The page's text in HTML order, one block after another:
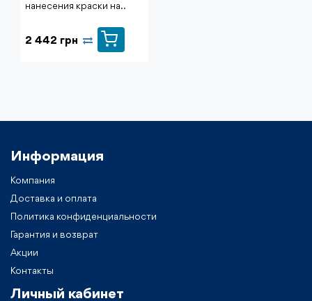
нанесения краски на..
2 442 грн
Информация
Компания
Доставка и оплата
Политика конфиденциальности
Гарантия и возврат
Акции
Контакты
Личный кабинет